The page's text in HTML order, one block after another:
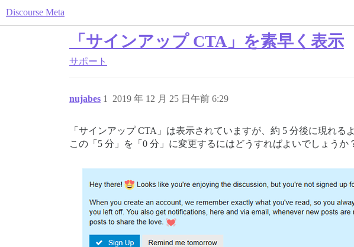
Discourse Meta
「サインアップ CTA」を素早く表示
サポート
nujabes 2019 年 12 月 25 日午前 6:29
1
「サインアップ CTA」は表示されていますが、約 5 分後に現れる
この「5 分」を「0 分」に変更するにはどうすればよいでしょうか